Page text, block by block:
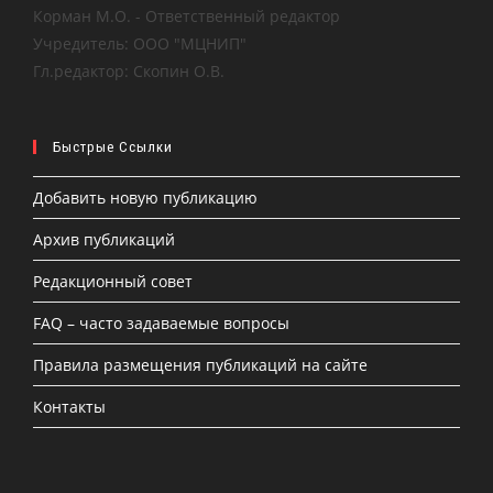
Корман М.О. - Ответственный редактор
Учредитель: ООО "МЦНИП"
Гл.редактор: Скопин О.В.
Быстрые Ссылки
Добавить новую публикацию
Архив публикаций
Редакционный совет
FAQ – часто задаваемые вопросы
Правила размещения публикаций на сайте
Контакты